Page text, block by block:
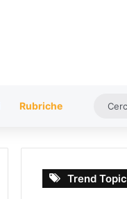
Rubriche
Trend Topic